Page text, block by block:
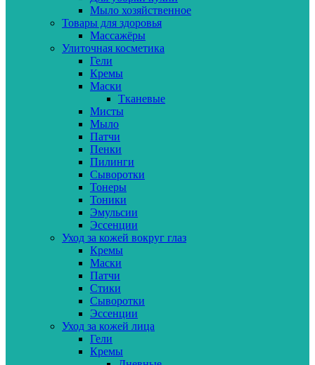
Мыло хозяйственное
Товары для здоровья
Массажёры
Улиточная косметика
Гели
Кремы
Маски
Тканевые
Мисты
Мыло
Патчи
Пенки
Пилинги
Сыворотки
Тонеры
Тоники
Эмульсии
Эссенции
Уход за кожей вокруг глаз
Кремы
Маски
Патчи
Стики
Сыворотки
Эссенции
Уход за кожей лица
Гели
Кремы